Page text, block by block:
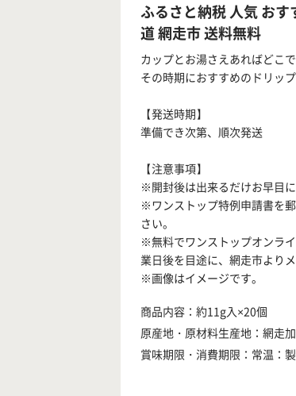
ふるさと納税 人気 お
道 網走市 送料無料
カップとお湯さえあればどこ
その時期におすすめのドリッ
【発送時期】
準備でき次第、順次発送
【注意事項】
※開封後は出来るだけお早目に
※ワンストップ特例申請書を
さい。
※無料でワンストップオンラ
業日後を目途に、網走市より
※画像はイメージです。
商品内容：約11g入×20個
原産地・原材料生産地：網走
賞味期限・消費期限：常温：